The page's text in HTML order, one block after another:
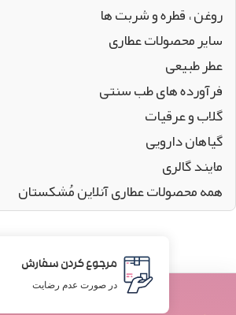
روغن ، قطره و شربت ها
سایر محصولات عطاری
عطر طبیعی
فرآورده های طب سنتی
گلاب و عرقیات
گیاهان دارویی
مایند گالری
همه محصولات عطاری آنلاین مُشکستان
مرجوع کردن سفارش
در صورت عدم رضایت